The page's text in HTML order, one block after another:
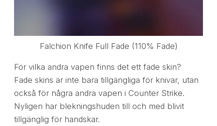
Falchion Knife Full Fade (110% Fade)
För vilka andra vapen finns det ett fade skin?
Fade skins är inte bara tillgängliga för knivar, utan
också för några andra vapen i Counter Strike.
Nyligen har blekningshuden till och med blivit
tillgänglig för handskar.